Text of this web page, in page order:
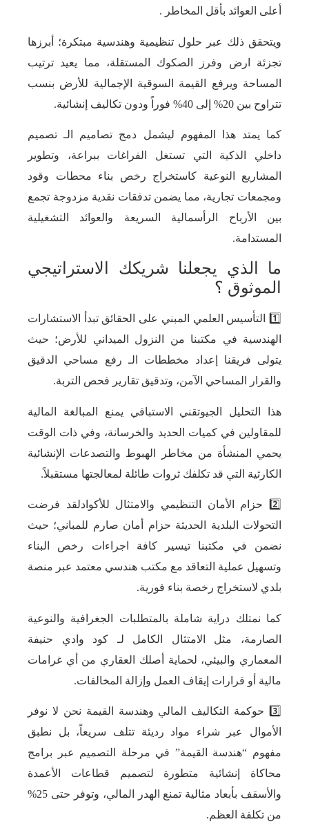
أعلى العوائد بأقل المخاطر .
ويتحقق ذلك عبر حلول تنظيمية وهندسية مبتكرة؛ أبرزها
تجزئة ارض وفرز الصكوك المستقلة، مما يعيد ترتيب
المساحة ويرفع القيمة السوقية الإجمالية للأرض بنسب
تتراوح بين 20% إلى 40% فوراً ودون تكاليف إنشائية.
كما يمتد هذا المفهوم ليشمل دمج تصاميم الـ تصميم
داخلي الذكية التي تستغل الفراغات ببراعة، وتطوير
المشاريع النوعية كاستخراج رخص بناء محطات وقود
ومجمعات تجارية، مما يضمن تدفقات نقدية مزدوجة تجمع
بين الأرباح الرأسمالية السريعة والعوائد التشغيلية
المستدامة.
ما الذي يجعلنا شريكك الاستراتيجي
الموثوق ؟
1️⃣ التأسيس العلمي المبني على الحقائق تبدأ الاستشارات
الهندسية في مكتبنا من النزول الميداني للأرض؛ حيث
يتولى فريقنا إعداد مخططات الـ رفع مساحي الدقيق
والقرار المساحي الآمن، وتدقيق تقارير فحص التربة.
هذا التحليل الجيوتقني الاستباقي يمنع المبالغة المالية
للمقاولين في كميات الحديد والخرسانة، وفي ذات الوقت
يحمي المنشأة من مخاطر الهبوط والتصدعات الإنشائية
الكارثية التي قد تكلفك ثروات طائلة لمعالجتها مستقبلاً.
2️⃣ حزام الأمان التنظيمي والامتثال للأكوادلقد فرضت
التحولات البلدية الحديثة حزام أمان صارم للمباني؛ حيث
نضمن في مكتبنا تيسير كافة اجراءات رخص البناء
وتسهيل عملية التعاقد مع مكتب هندسي معتمد عبر منصة
بلدي لاستخراج رخصة بناء فورية.
كما نمتلك دراية شاملة بالمتطلبات الجغرافية والنوعية
الصارمة، مثل الامتثال الكامل لـ كود وادي حنيفة
المعماري والبيئي، لحماية أصلك العقاري من أي غرامات
مالية أو قرارات إيقاف العمل وإزالة المخالفات.
3️⃣ حوكمة التكاليف المالي وهندسة القيمة نحن لا نوفر
الأموال عبر شراء مواد رديئة تتلف سريعاً، بل نطبق
مفهوم “هندسة القيمة” في مرحلة التصميم عبر برامج
محاكاة إنشائية متطورة لتصميم قطاعات الأعمدة
والأسقف بأبعاد مثالية تمنع الهدر المالي، وتوفر حتى 25%
من تكلفة العظم.